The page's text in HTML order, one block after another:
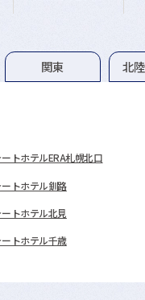
関東 北
トホテルERA札幌北口
トホテル釧路
トホテル北見
トホテル千歳